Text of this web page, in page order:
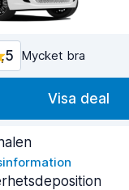
Mycket bra
Visa deal